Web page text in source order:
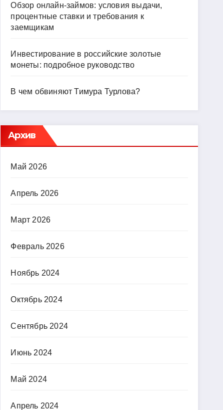
Обзор онлайн-займов: условия выдачи,
процентные ставки и требования к
заемщикам
Инвестирование в российские золотые
монеты: подробное руководство
В чем обвиняют Тимура Турлова?
Архив
Май 2026
Апрель 2026
Март 2026
Февраль 2026
Ноябрь 2024
Октябрь 2024
Сентябрь 2024
Июнь 2024
Май 2024
Апрель 2024